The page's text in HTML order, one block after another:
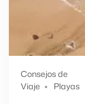
Consejos de
Viaje
Playas